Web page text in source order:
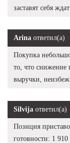
заставят себя
Arina ответил(а)
Покупка
то, что снижение
выручки,
Silvija ответил(а)
Позиция
готовности: 1